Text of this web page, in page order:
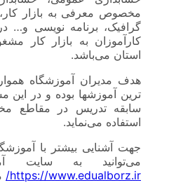
گرافیک، برنامه نویسی
کارآموزان به بازار کار
استان می‌باشد.
هدف مدیران آموزشگاه
ترین آموزشها بوده و در این
سابقه تدریس در مقاطع
استفاده می‌نماید.
جهت آشنایی بیشتر با
می‌توانید به سایت
https://www.edualborz.ir/